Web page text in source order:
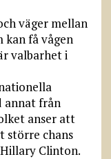
väger mellan
kan få vågen
valbarhet i
annat från
anser att
större chans
Clinton.